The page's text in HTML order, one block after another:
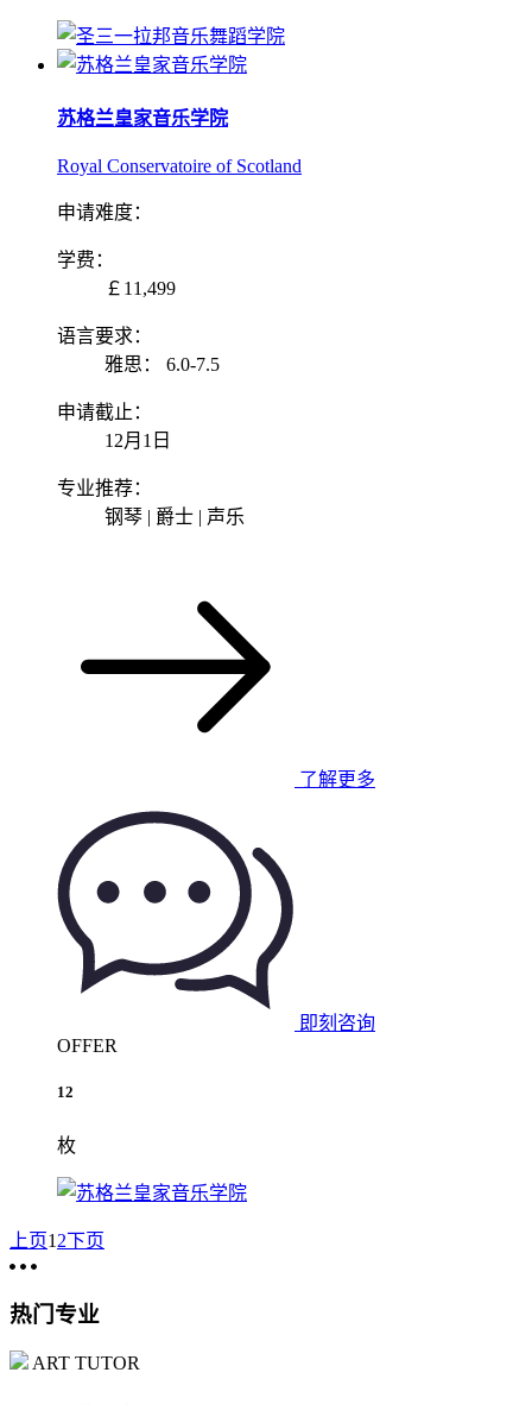
苏格兰皇家音乐学院
Royal Conservatoire of Scotland
申请难度：
学费：
￡11,499
语言要求：
雅思： 6.0-7.5
申请截止：
12月1日
专业推荐：
钢琴 | 爵士 | 声乐
了解更多
即刻咨询
OFFER
12
枚
上页1 2下页
热门专业
ART TUTOR